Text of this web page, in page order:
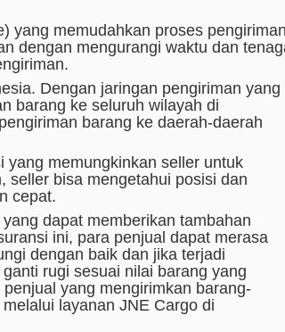
yang memudahkan proses
dengan mengurangi waktu dan
Dengan jaringan pengiriman yang
barang ke seluruh wilayah di
barang ke daerah-daerah
yang memungkinkan seller untuk
seller bisa mengetahui posisi dan
cepat.
dapat memberikan tambahan
ini, para penjual dapat merasa
dengan baik dan jika terjadi
rugi sesuai nilai barang yang
yang mengirimkan barang-
layanan JNE Cargo di